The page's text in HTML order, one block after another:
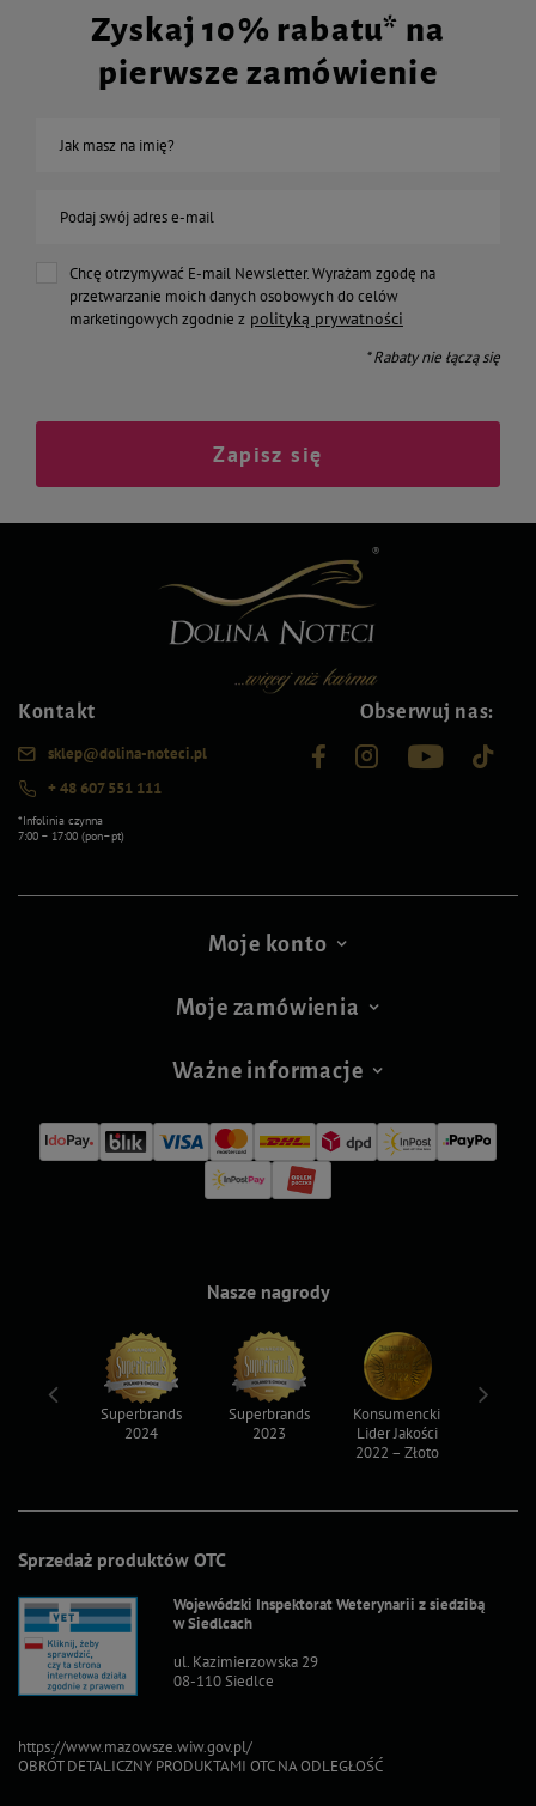
Zyskaj 10% rabatu* na
pierwsze zamówienie
Jak masz na imię?
Podaj swój adres e-mail
Chcę otrzymywać E-mail Newsletter. Wyrażam zgodę na
przetwarzanie moich danych osobowych do celów
marketingowych zgodnie z polityką prywatności
* Rabaty nie łączą się
Zapisz się
Kontakt
sklep@dolina-noteci.pl
+ 48 607 551 111
*Infolinia czynna
7:00 – 17:00 (pon–pt)
Obserwuj nas:
Moje konto
Moje zamówienia
Ważne informacje
Sprzedaż produktów OTC
Wojewódzki Inspektorat Weterynarii z siedzibą
w Siedlcach
ul. Kazimierzowska 29
08-110 Siedlce
https://www.mazowsze.wiw.gov.pl/
OBRÓT DETALICZNY PRODUKTAMI OTC NA ODLEGŁOŚĆ
Nasze nagrody
Superbrands
2024
Superbrands
2023
Konsumencki
Lider Jakości
2022 – Złoto